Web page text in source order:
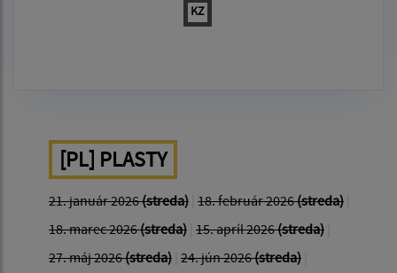
KZ
[PL] PLASTY
21. január 2026(streda) 18. február 2026(streda)
18. marec 2026(streda) 15. apríl 2026(streda)
27. máj 2026(streda) 24. jún 2026(streda)